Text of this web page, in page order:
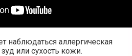
наблюдаться аллергическая
или сухость кожи.